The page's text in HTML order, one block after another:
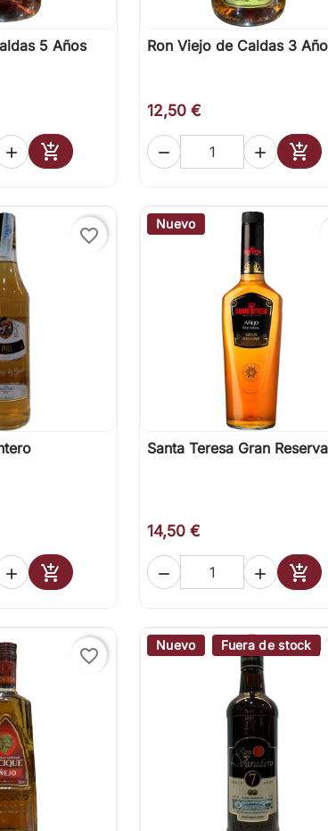
rápida5 Años
 
Añadir al carrito
 Vista rápida
Ron Viejo de Caldas 3
12,50 €
  
favorite_border
rápida
 
Añadir al carrito
Nuevo
 Vista rápida
Santa Teresa Gran Reserva
14,50 €
  
favorite_border
Nuevo Fuera de stock